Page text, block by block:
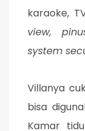
karaoke,
view,
system
Villanya
bisa
Kamar